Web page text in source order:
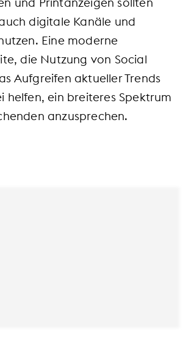
digitale Kanäle und
Eine moderne
die Nutzung von Social
Aufgreifen aktueller Trends
helfen, ein breiteres Spektrum
anzusprechen.